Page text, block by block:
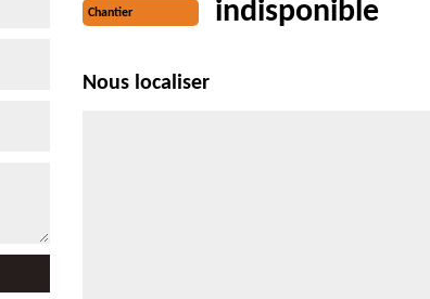
Chantier indisponible
Nous localiser